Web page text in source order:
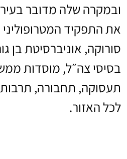
ובמקרה שלה מדובר
את התפקיד
סורוקה, אוניברסיטת בן
בסיסי צה״ל, מוסדות
תעסוקה, תחבורה,
לכל האזור.